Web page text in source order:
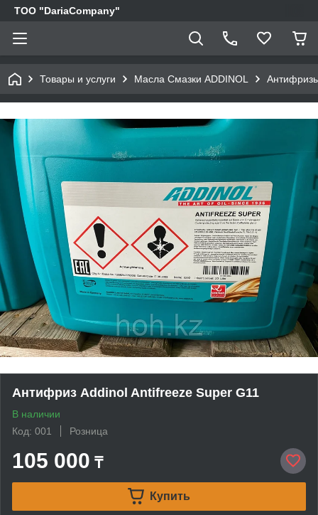
TOO "DariaCompany"
Товары и услуги Масла Смазки ADDINOL
Антифриз Addinol Antifreeze Super G11
В наличии
Код: 001
Розница
105 000 ₸
Купить